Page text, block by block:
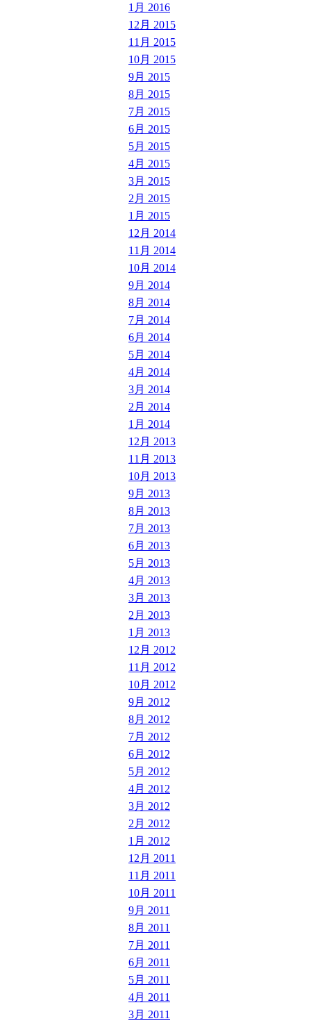
1月 2016
12月 2015
11月 2015
10月 2015
9月 2015
8月 2015
7月 2015
6月 2015
5月 2015
4月 2015
3月 2015
2月 2015
1月 2015
12月 2014
11月 2014
10月 2014
9月 2014
8月 2014
7月 2014
6月 2014
5月 2014
4月 2014
3月 2014
2月 2014
1月 2014
12月 2013
11月 2013
10月 2013
9月 2013
8月 2013
7月 2013
6月 2013
5月 2013
4月 2013
3月 2013
2月 2013
1月 2013
12月 2012
11月 2012
10月 2012
9月 2012
8月 2012
7月 2012
6月 2012
5月 2012
4月 2012
3月 2012
2月 2012
1月 2012
12月 2011
11月 2011
10月 2011
9月 2011
8月 2011
7月 2011
6月 2011
5月 2011
4月 2011
3月 2011